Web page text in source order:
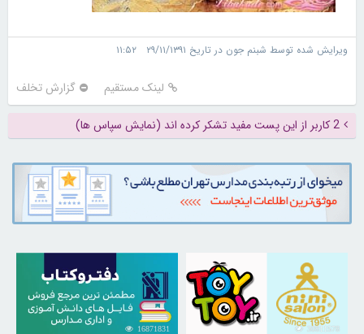
ویرایش شده توسط شبنم جون در تاریخ ۲۹/۱۱/۱۳۹۱ ۱۱:۵۲
لینک مستقیم گزارش تخلف
2 کاربر از این پست مفید تشکر کرده اند (نمایش سپاس ها)
30811578
16871831